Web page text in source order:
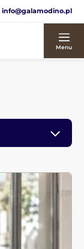
info@galamodino.pl
Menu